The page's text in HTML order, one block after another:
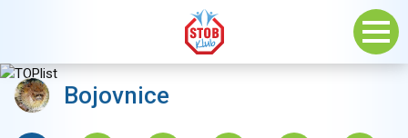
Bojovnice